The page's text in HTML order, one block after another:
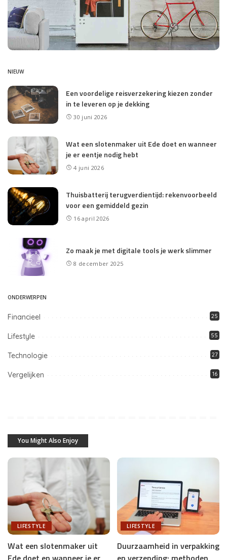
NIEUW
Een voordelige reisverzekering kiezen zonder
in te leveren op je dekking
30 juni 2026
Wat een slotenmaker uit Ede doet en wanneer
je er eentje nodig hebt
4 juni 2026
Thuisbatterij terugverdientijd: rekenvoorbeeld
voor een gemiddeld gezin
16 april 2026
Zo maak je met digitale tools je werk slimmer
8 december 2025
ONDERWERPEN
Financieel 25
Lifestyle 55
Technologie 27
Vergelijken 16
You Might Also Enjoy
LIFESTYLE
Wat een slotenmaker uit
LIFESTYLE
Duurzaamheid in verpakking